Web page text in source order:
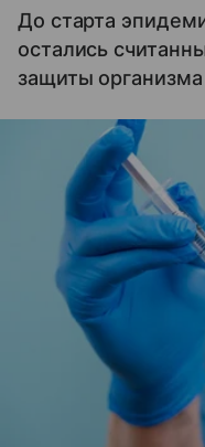
До старта
остались
защиты